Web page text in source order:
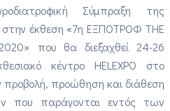
Σύμπραξη της
στην έκθεση «7η ΕΞΠΟΤΡΟΦ THE
που θα διεξαχθεί 24-26
κέντρο HELEXPO στο
προβολή, προώθηση και διάθεση
που παράγονται εντός των